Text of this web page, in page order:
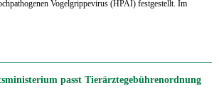
Vogelgrippevirus (HPAI) festgestellt. Im
passt Tierärztegebührenordnung